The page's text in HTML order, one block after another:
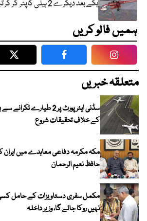
یکے بعد دیگرے 2 ہیلی کاپٹر گر کر تباہ؛ متعدد ہلاکتیں
ہمیں فالو کریں
Twitter Facebook
متعلقہ خبریں
سڈنی ایئرپورٹ پر 2 طیارے
کے خلاف تحقیقات شروع
مکہ مکرمہ دفاعی معاہدے میں ایران
حافظ نعیم الرحمان
مکمل سفری دستاویزات کے حامل کسی
نہیں روکا جائے گا، وزیر داخلہ